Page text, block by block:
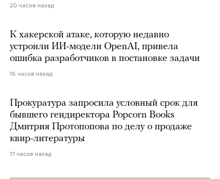
20 часов назад
К хакерской атаке, которую недавно
устроили ИИ-модели OpenAI, привела
ошибка разработчиков в постановке задачи
16 часов назад
Прокуратура запросила условный срок для
бывшего гендиректора Popcorn Books
Дмитрия Протопопова по делу о продаже
квир-литературы
17 часов назад